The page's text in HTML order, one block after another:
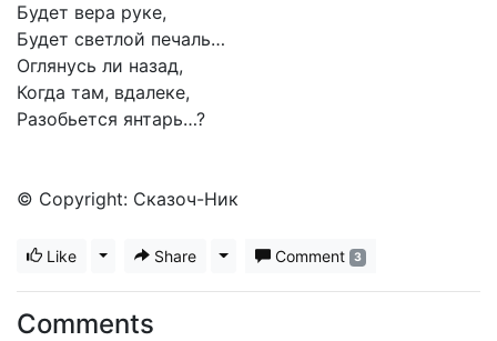
Будет вера руке,
Будет светлой печаль…
Оглянусь ли назад,
Когда там, вдалеке,
Разобьется янтарь…?
© Copyright: Сказоч-Ник
Like Toggle Dropdown
Share Toggle Dropdown
Comment 3
Comments